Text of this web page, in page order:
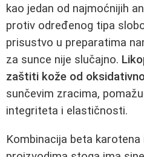
kao jedan od najmoćnijih
protiv određenog tipa
prisustvo u preparatima
za sunce nije slučajno.
zaštiti kože od
sunčevim zracima,
integriteta i elastičnosti.
Kombinacija beta karotena